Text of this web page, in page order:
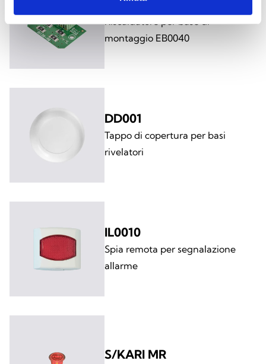
EB0040H
Riscaldatore per base di
montaggio EB0040
DD001
Tappo di copertura per basi
rivelatori
IL0010
Spia remota per segnalazione
allarme
S/KARI MR